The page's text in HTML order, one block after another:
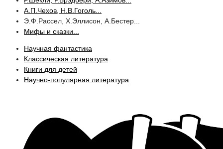
А.П.Чехов, Н.В.Гоголь...
Э.Ф.Рассел, Х.Эллисон, А.Бестер...
Мифы и сказки...
Научная фантастика
Классическая литература
Книги для детей
Научно-популярная литература